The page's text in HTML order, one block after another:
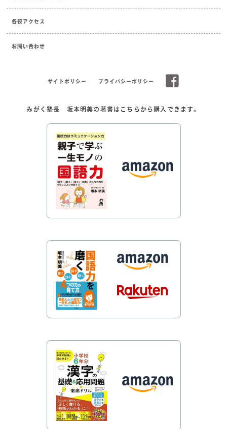
各校アクセス
お問い合わせ
サイトポリシー プライバシーポリシー
みがく塾長 坂本明美の著書はこちらから購入できます。